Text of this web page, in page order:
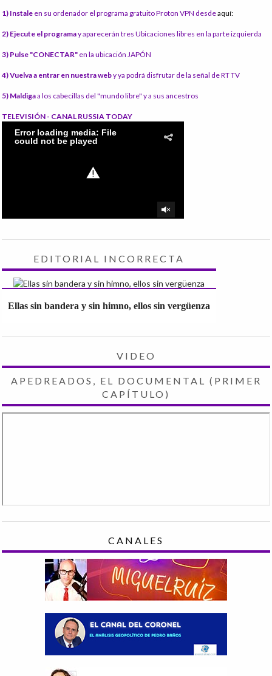
1) Instale en su ordenador el programa gratuito Proton VPN desdeaquí:
2) Ejecute el programay aparecerán tres Ubicaciones libres en la parte izquierda
3) Pulse "CONECTAR" en la ubicación JAPÓN
4) Vuelva a entrar en nuestra weby ya podrá disfrutar de la señal de RT TV
5) Maldigaa los cabecillas del "mundo libre" y a sus ancestros
TELEVISIÓN - CANAL RUSSIA TODAY
EDITORIAL INCORRECTA
Ellas sin bandera y sin himno, ellos sin vergüenza
VIDEO
APEDREADOS, EL DOCUMENTAL (PRIMER
CAPÍTULO)
CANALES